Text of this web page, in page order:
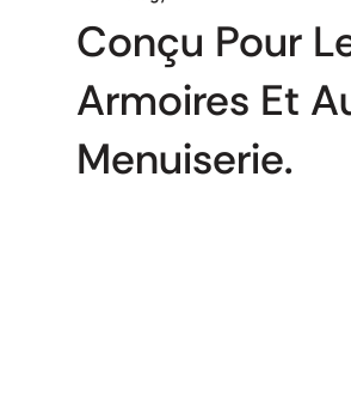
Conçu Pour
Armoires Et
Menuiserie.